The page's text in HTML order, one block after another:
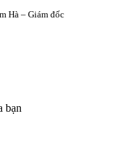
Hà – Giám đốc
bạn